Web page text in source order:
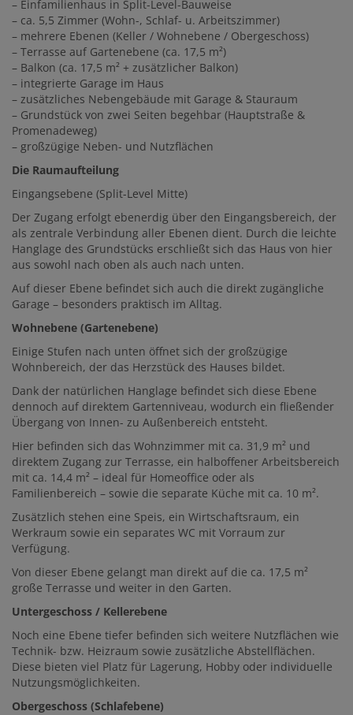
– Einfamilienhaus in Split-Level-Bauweise
– ca. 5,5 Zimmer (Wohn-, Schlaf- u. Arbeitszimmer)
– mehrere Ebenen (Keller / Wohnebene / Obergeschoss)
– Terrasse auf Gartenebene (ca. 17,5 m²)
– Balkon (ca. 17,5 m² + zusätzlicher Balkon)
– integrierte Garage im Haus
– zusätzliches Nebengebäude mit Garage & Stauraum
– Grundstück von zwei Seiten begehbar (Hauptstraße &
Promenadeweg)
– großzügige Neben- und Nutzflächen
Die Raumaufteilung
Eingangsebene (Split-Level Mitte)
Der Zugang erfolgt ebenerdig über den Eingangsbereich, der
als zentrale Verbindung aller Ebenen dient. Durch die leichte
Hanglage des Grundstücks erschließt sich das Haus von hier
aus sowohl nach oben als auch nach unten.
Auf dieser Ebene befindet sich auch die direkt zugängliche
Garage – besonders praktisch im Alltag.
Wohnebene (Gartenebene)
Einige Stufen nach unten öffnet sich der großzügige
Wohnbereich, der das Herzstück des Hauses bildet.
Dank der natürlichen Hanglage befindet sich diese Ebene
dennoch auf direktem Gartenniveau, wodurch ein fließender
Übergang von Innen- zu Außenbereich entsteht.
Hier befinden sich das Wohnzimmer mit ca. 31,9 m² und
direktem Zugang zur Terrasse, ein halboffener Arbeitsbereich
mit ca. 14,4 m² – ideal für Homeoffice oder als
Familienbereich – sowie die separate Küche mit ca. 10 m².
Zusätzlich stehen eine Speis, ein Wirtschaftsraum, ein
Werkraum sowie ein separates WC mit Vorraum zur
Verfügung.
Von dieser Ebene gelangt man direkt auf die ca. 17,5 m²
große Terrasse und weiter in den Garten.
Untergeschoss / Kellerebene
Noch eine Ebene tiefer befinden sich weitere Nutzflächen wie
Technik- bzw. Heizraum sowie zusätzliche Abstellflächen.
Diese bieten viel Platz für Lagerung, Hobby oder individuelle
Nutzungsmöglichkeiten.
Obergeschoss (Schlafebene)